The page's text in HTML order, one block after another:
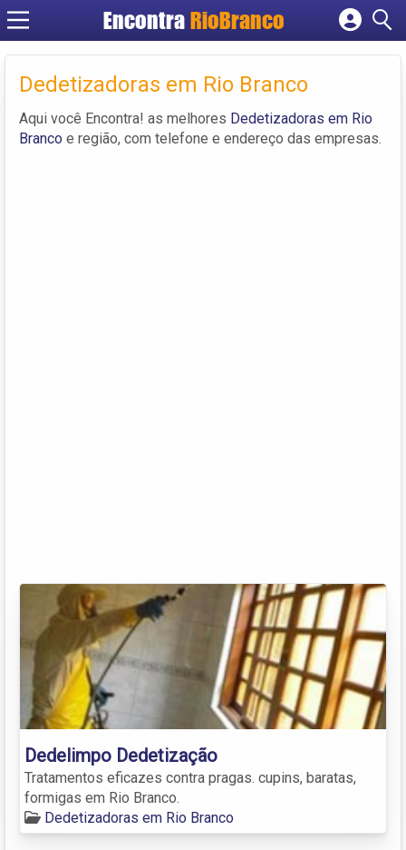
Encontra RioBranco
Cadastrar empresa
Criar conta
Dedetizadoras em Rio Branco
Aqui você Encontra! as melhores Dedetizadoras em Rio
Branco e região, com telefone e endereço das empresas.
Dedelimpo Dedetização
Tratamentos eficazes contra pragas. cupins, baratas,
formigas em Rio Branco.
Dedetizadoras em Rio Branco